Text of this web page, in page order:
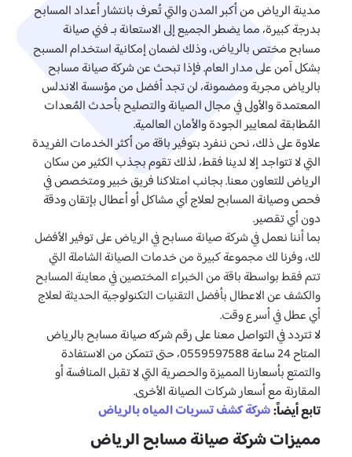
مدينة الرياض من أكبر المدن والتي تُعرف بانتشار أعداد المسابح
بدرجة كبيرة، مما يضطر الجميع إلى الاستعانة بـ فني صيانة
مسابح مختصبالرياض، وذلك لضمان إمكانية استخدام المسبح
بشكل آمن على مدار العام. فإذا تبحث عن شركة صيانة مسابح
بالرياض مجربة ومضمونة، لن تجد أفضل من مؤسسة الاندلس
المعتمدة والأولى في مجال الصيانة والتصليح بأحدث المُعدات
المُطابقة لمعايير الجودة والأمان العالمية.
علاوة على ذلك، نحن ننفرد بتوفير باقة من أكثر الخدمات الفريدة
التي لا تتواجد إلا لدينا فقط، لذلك تقوم بجذب الكثير من سكان
الرياض للتعاون معنا. بجانب امتلاكنا فريق خبير ومتخصص في
فحص وصيانة المسابح لعلاج أي مشاكل أو أعطال بإتقان ودقة
دون أي تقصير.
بما أننا نعمل في شركة صيانة مسابح في الرياض على توفير الأفضل
لك، وفرنا لك مجموعة كبيرة من خدمات الصيانة الشاملة التي
تتم فقط بواسطة باقة من الخبراء المختصين في معاينة المسابح
والكشف عن الاعطال بأفضل التقنيات التكنولوجية الحديثة لعلاج
أي عطل في أسرع وقت.
لا تتردد في التواصل معنا على رقم شركه صيانة مسابح بالرياض
المتاح 24 ساعة 0559597588، حتى تتمكن من الاستفادة
والتمتع بأسعارنا المميزة والحصرية التي لا تقبل المنافسة أو
المقارنة مع أسعار شركات الصيانة الأخرى.
تابع أيضاً:شركة كشف تسربات المياه بالرياض
مميزات شركة صيانة مسابح الرياض